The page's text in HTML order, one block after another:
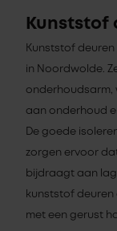
Kunststof
Kunststof deuren
in Noordwolde.
onderhoudsarm,
aan onderhoud
De goede
zorgen ervoor
bijdraagt aan
kunststof deuren
met een gerust